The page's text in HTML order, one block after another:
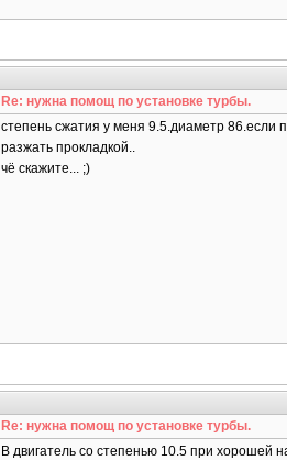
Re: нужна помощ по установке турбы.
степень сжатия у меня 9.5.диаметр 86.если
разжать прокладкой..
чё скажите... ;)
Re: нужна помощ по установке турбы.
В двигатель со степенью 10.5 при хорошей